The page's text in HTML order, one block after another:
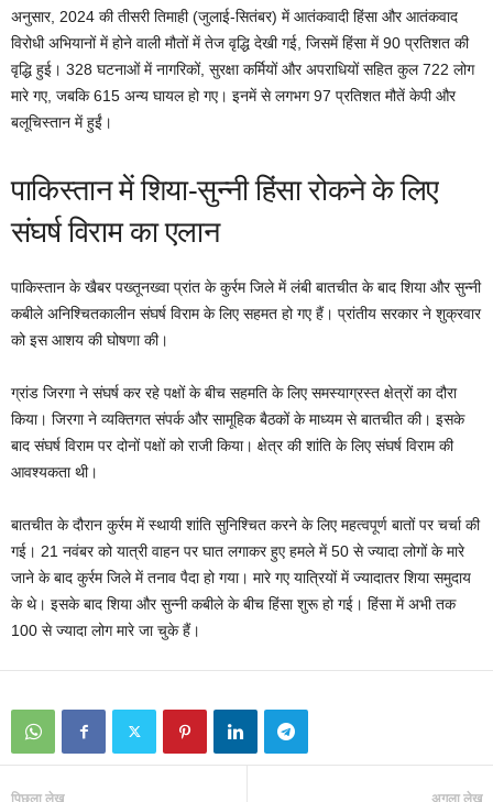
अनुसार, 2024 की तीसरी तिमाही (जुलाई-सितंबर) में आतंकवादी हिंसा और आतंकवाद
विरोधी अभियानों में होने वाली मौतों में तेज वृद्धि देखी गई, जिसमें हिंसा में 90 प्रतिशत की
वृद्धि हुई। 328 घटनाओं में नागरिकों, सुरक्षा कर्मियों और अपराधियों सहित कुल 722 लोग
मारे गए, जबकि 615 अन्य घायल हो गए। इनमें से लगभग 97 प्रतिशत मौतें केपी और
बलूचिस्तान में हुईं।
पाकिस्तान में शिया-सुन्नी हिंसा रोकने के लिए
संघर्ष विराम का एलान
पाकिस्तान के खैबर पख्तूनख्वा प्रांत के कुर्रम जिले में लंबी बातचीत के बाद शिया और सुन्नी
कबीले अनिश्चितकालीन संघर्ष विराम के लिए सहमत हो गए हैं। प्रांतीय सरकार ने शुक्रवार
को इस आशय की घोषणा की।
ग्रांड जिरगा ने संघर्ष कर रहे पक्षों के बीच सहमति के लिए समस्याग्रस्त क्षेत्रों का दौरा
किया। जिरगा ने व्यक्तिगत संपर्क और सामूहिक बैठकों के माध्यम से बातचीत की। इसके
बाद संघर्ष विराम पर दोनों पक्षों को राजी किया। क्षेत्र की शांति के लिए संघर्ष विराम की
आवश्यकता थी।
बातचीत के दौरान कुर्रम में स्थायी शांति सुनिश्चित करने के लिए महत्वपूर्ण बातों पर चर्चा की
गई। 21 नवंबर को यात्री वाहन पर घात लगाकर हुए हमले में 50 से ज्यादा लोगों के मारे
जाने के बाद कुर्रम जिले में तनाव पैदा हो गया। मारे गए यात्रियों में ज्यादातर शिया समुदाय
के थे। इसके बाद शिया और सुन्नी कबीले के बीच हिंसा शुरू हो गई। हिंसा में अभी तक
100 से ज्यादा लोग मारे जा चुके हैं।
पिछला लेख अगला लेख